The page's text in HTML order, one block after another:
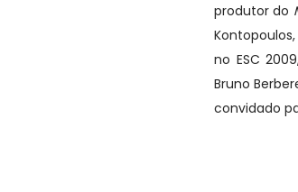
produtor do
no ESC
Bruno
convidado